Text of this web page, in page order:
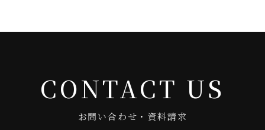
CONTACT US
お問い合わせ・資料請求